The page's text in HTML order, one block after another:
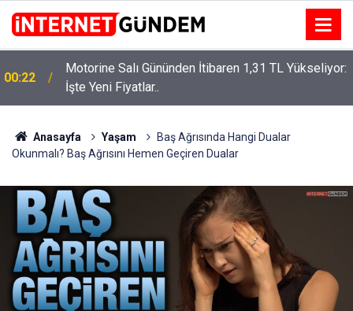
00:22
Motorine Salı Gününden İtibaren 1,31 TL Yükseliyor:
İşte Yeni Fiyatlar..
Anasayfa Yaşam
Baş Ağrısında Hangi Dualar
Okunmalı? Baş Ağrısını Hemen Geçiren Dualar